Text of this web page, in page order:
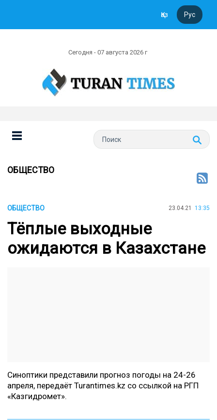
Қаз Рус
Сегодня - 07 августа 2026 г
ОБЩЕСТВО
ОБЩЕСТВО 23.04.21 13:35
Тёплые выходные
ожидаются в Казахстане
Синоптики представили прогноз погоды на 24-26
апреля, передаёт Turantimes.kz со ссылкой на РГП
«Казгидромет».